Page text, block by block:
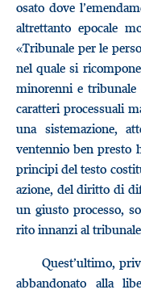
osato dove
altrettanto epocale
«Tribunale per le
nel quale si
minorenni e tribunale
caratteri processuali
una sistemazione,
ventennio ben presto
principi del testo
azione, del diritto di
un giusto processo,
rito innanzi al
Quest’ultimo,
abbandonato alla